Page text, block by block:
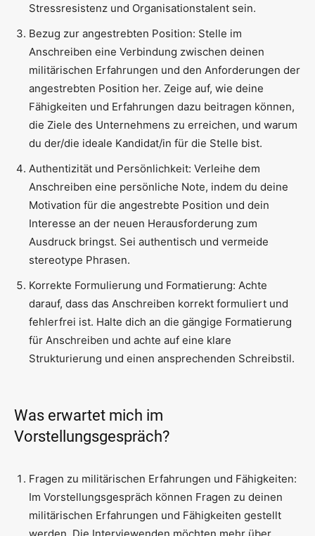
Stressresistenz und Organisationstalent sein.
Bezug zur angestrebten Position: Stelle im
Anschreiben eine Verbindung zwischen deinen
militärischen Erfahrungen und den Anforderungen der
angestrebten Position her. Zeige auf, wie deine
Fähigkeiten und Erfahrungen dazu beitragen können,
die Ziele des Unternehmens zu erreichen, und warum
du der/die ideale Kandidat/in für die Stelle bist.
Authentizität und Persönlichkeit: Verleihe dem
Anschreiben eine persönliche Note, indem du deine
Motivation für die angestrebte Position und dein
Interesse an der neuen Herausforderung zum
Ausdruck bringst. Sei authentisch und vermeide
stereotype Phrasen.
Korrekte Formulierung und Formatierung: Achte
darauf, dass das Anschreiben korrekt formuliert und
fehlerfrei ist. Halte dich an die gängige Formatierung
für Anschreiben und achte auf eine klare
Strukturierung und einen ansprechenden Schreibstil.
Was erwartet mich im
Vorstellungsgespräch?
Fragen zu militärischen Erfahrungen und Fähigkeiten:
Im Vorstellungsgespräch können Fragen zu deinen
militärischen Erfahrungen und Fähigkeiten gestellt